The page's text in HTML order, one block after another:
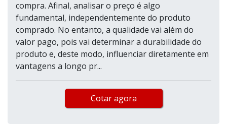
compra. Afinal, analisar o preço é algo
fundamental, independentemente do produto
comprado. No entanto, a qualidade vai além do
valor pago, pois vai determinar a durabilidade do
produto e, deste modo, influenciar diretamente em
vantagens a longo pr...
Cotar agora